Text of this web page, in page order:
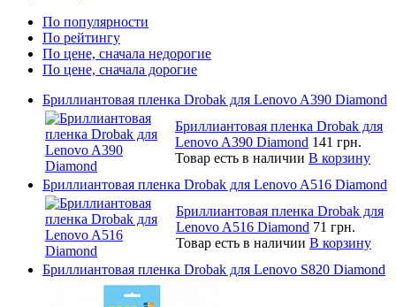
По популярности
По рейтингу
По цене, сначала недорогие
По цене, сначала дорогие
Бриллиантовая пленка Drobak для Lenovo A390 Diamond
Бриллиантовая пленка Drobak для
Lenovo A390 Diamond 141 грн.
Товар есть в наличии В корзину
Бриллиантовая пленка Drobak для Lenovo A516 Diamond
Бриллиантовая пленка Drobak для
Lenovo A516 Diamond 71 грн.
Товар есть в наличии В корзину
Бриллиантовая пленка Drobak для Lenovo S820 Diamond